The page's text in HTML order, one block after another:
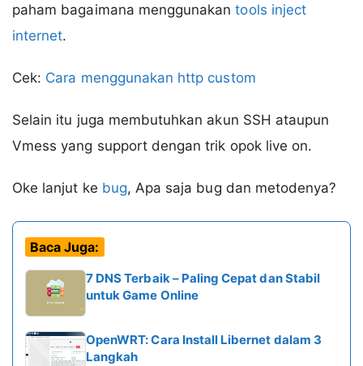
paham bagaimana menggunakantools inject
internet.
Cek: Cara menggunakan http custom
Selain itu juga membutuhkan akun SSH ataupun
Vmess yang support dengan trik opok live on.
Oke lanjut ke bug, Apa saja bug dan metodenya?
Baca Juga:
7 DNS Terbaik – Paling Cepat dan Stabil
untuk Game Online
OpenWRT: Cara Install Libernet dalam 3
Langkah